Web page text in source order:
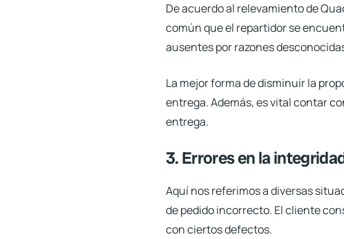
De acuerdo al relevamiento de
común que el repartidor se
ausentes por razones
La mejor forma de disminuir la
entrega. Además, es vital contar
entrega.
3. Errores en la
Aquí nos referimos a diversas
de pedido incorrecto. El cliente
con ciertos defectos.